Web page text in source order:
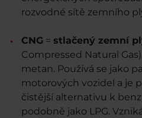
rozvodné sítě zemního
CNG = stlačený zemní
Compressed Natural
metan. Používá se jako
motorových vozidel a je
čistější alternativu k
podobně jako LPG.